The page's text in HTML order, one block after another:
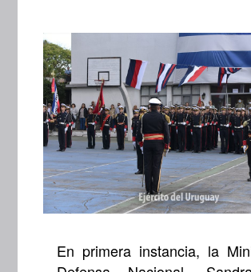
En primera instancia, la